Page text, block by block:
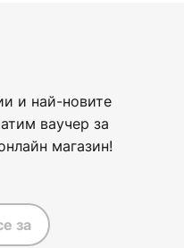
и най-новите
ваучер за
магазин!
за